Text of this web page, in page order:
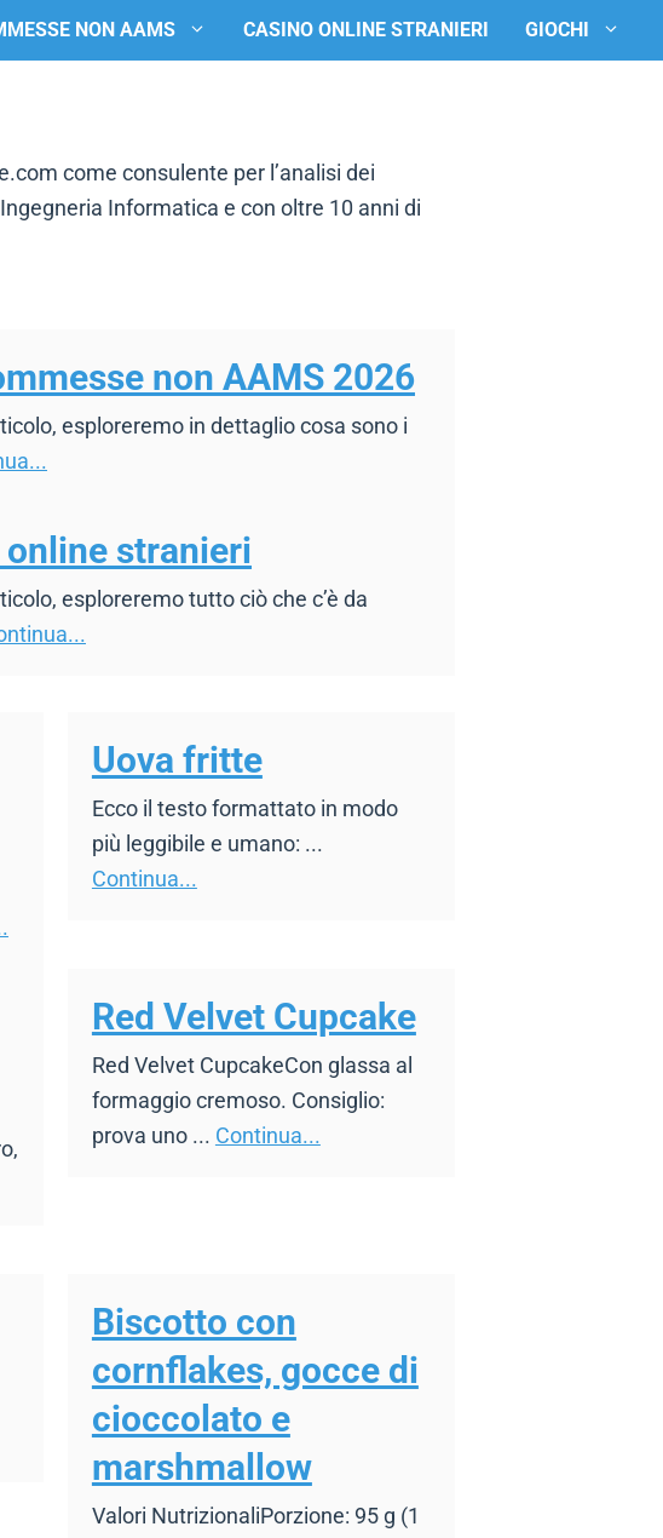
NON AAMS CASINO ONLINE STRANIERI GIOCHI
come consulente per l’analisi dei
Informatica e con oltre 10 anni di
non AAMS 2026
esploreremo in dettaglio cosa sono i
online stranieri
esploreremo tutto ciò che c’è da
Uova fritte
Ecco il testo formattato in modo
più leggibile e umano: ...
Continua...
Red Velvet Cupcake
Red Velvet CupcakeCon glassa al
formaggio cremoso. Consiglio:
prova uno ... Continua...
Biscotto con
cornflakes, gocce di
cioccolato e
marshmallow
Valori NutrizionaliPorzione: 95 g (1